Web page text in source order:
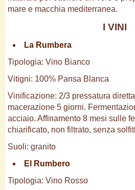
mare e macchia mediterranea.
I VINI
La Rumbera
Tipologia: Vino Bianco
Vitigni: 100% Pansa Blanca
Vinificazione: 2/3 pressatura
macerazione 5 giorni.
acciaio. Affinamento 8 mesi sulle
chiarificato, non filtrato, senza
Suoli: granito
El Rumbero
Tipologia: Vino Rosso